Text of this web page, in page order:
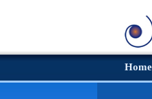
Home